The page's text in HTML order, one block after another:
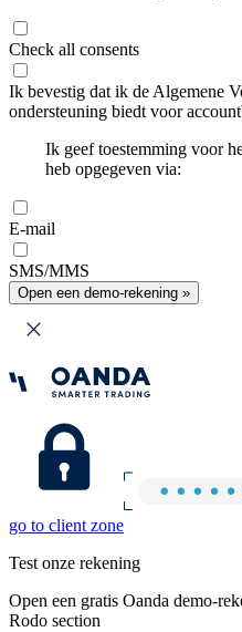
Check all consents
Ik bevestig dat ik de Algemene
ondersteuning biedt voor
Ik geef toestemming voor
heb opgegeven via:
E-mail
SMS/MMS
Open een demo-rekening »
go to client zone
Test onze rekening
Open een gratis Oanda demo-
Rodo section